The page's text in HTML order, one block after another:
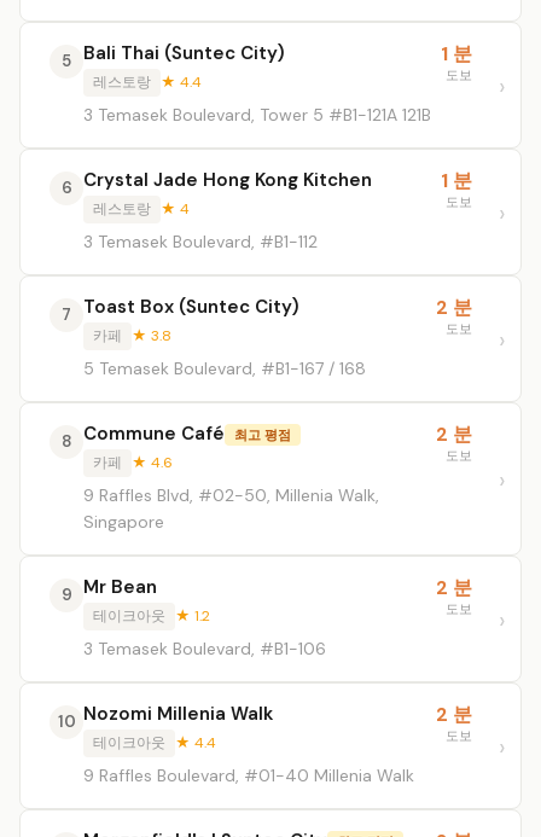
5 Bali Thai (Suntec City)
레스토랑 ★ 4.4
3 Temasek Boulevard, Tower 5 #B1-121A 121B
1 분
도보
6 Crystal Jade Hong Kong Kitchen
레스토랑 ★ 4
3 Temasek Boulevard, #B1-112
1 분
도보
7 Toast Box (Suntec City)
카페 ★ 3.8
5 Temasek Boulevard, #B1-167 / 168
2 분
도보
8 Commune Café 최고 평점
카페 ★ 4.6
9 Raffles Blvd, #02-50, Millenia Walk,
Singapore
2 분
도보
9 Mr Bean
테이크아웃 ★ 1.2
3 Temasek Boulevard, #B1-106
2 분
도보
10 Nozomi Millenia Walk
테이크아웃 ★ 4.4
9 Raffles Boulevard, #01-40 Millenia Walk
2 분
도보